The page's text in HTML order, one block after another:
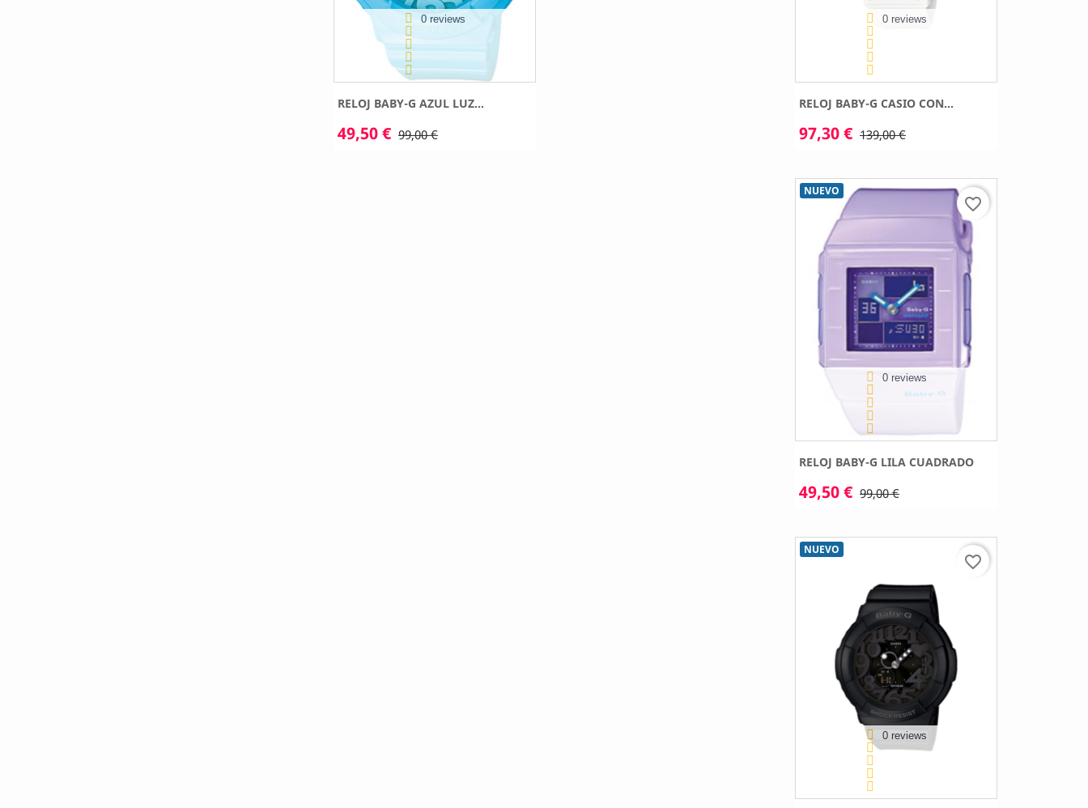
0 reviews
RELOJ BABY-G AZUL LUZ...
49,50 € 99,00 €
0 reviews
RELOJ BABY-G CASIO CON...
97,30 € 139,00 €
NUEVO
0 reviews
RELOJ BABY-G LILA CUADRADO
49,50 € 99,00 €
favorite_border
NUEVO
0 reviews
favorite_border